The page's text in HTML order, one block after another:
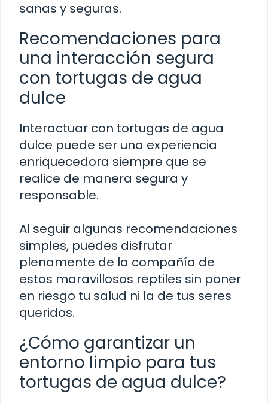
sanas y seguras.
Recomendaciones para
una interacción segura
con tortugas de agua
dulce
Interactuar con tortugas de agua
dulce puede ser una experiencia
enriquecedora siempre que se
realice de manera segura y
responsable.
Al seguir algunas recomendaciones
simples, puedes disfrutar
plenamente de la compañía de
estos maravillosos reptiles sin poner
en riesgo tu salud ni la de tus seres
queridos.
¿Cómo garantizar un
entorno limpio para tus
tortugas de agua dulce?